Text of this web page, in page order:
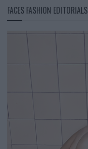
FACES FASHION EDITORIALS